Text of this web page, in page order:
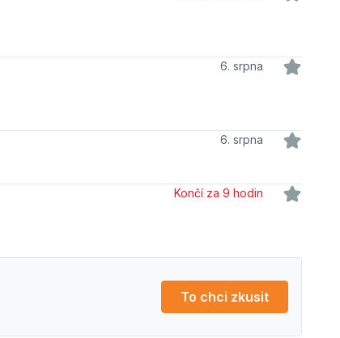
6. srpna
6. srpna
Končí za 9 hodin
To chci zkusit